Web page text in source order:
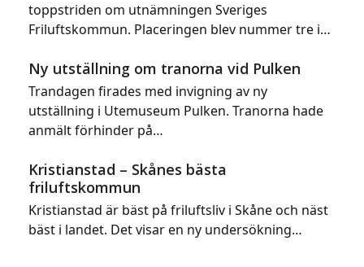
toppstriden om utnämningen Sveriges
Friluftskommun. Placeringen blev nummer tre i…
Ny utställning om tranorna vid Pulken
Trandagen firades med invigning av ny
utställning i Utemuseum Pulken. Tranorna hade
anmält förhinder på…
Kristianstad – Skånes bästa
friluftskommun
Kristianstad är bäst på friluftsliv i Skåne och näst
bäst i landet. Det visar en ny undersökning…